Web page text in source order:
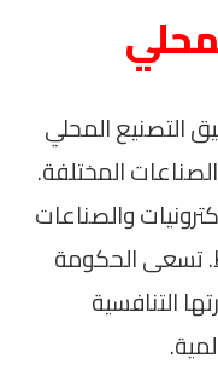
التصنيع المحلي
المختلفة.
والصناعات
تسعى الحكومة
التنافسية